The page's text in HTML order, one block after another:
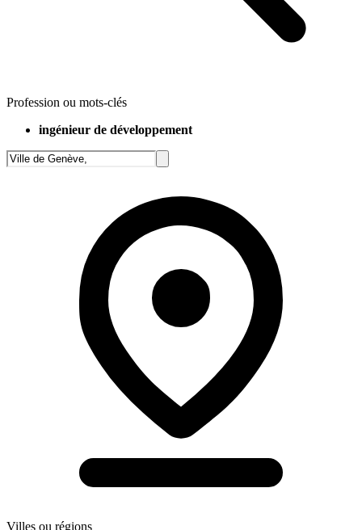
Profession ou mots-clés
ingénieur de développement
Villes ou régions